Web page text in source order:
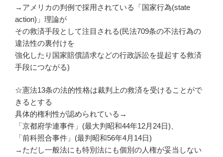
→アメリカの判例で採用されている「国家行為(state
action)」理論が
その救済手段として注目される(民法709条の不法行為の
違法性の裏付けを
強化したり国家賠償請求などの行政訴訟を提起する救済
手段につながる)
☆憲法13条の法的性格は裁判上の救済を受けることがで
きるとする
具体的権利性が認められている→
「京都府学連事件」(最大判昭和44年12月24日)、
「前科照合事件」(最判昭和56年4月14日)
→ただし一般法にも特別法にも個別の人権が妥当しない